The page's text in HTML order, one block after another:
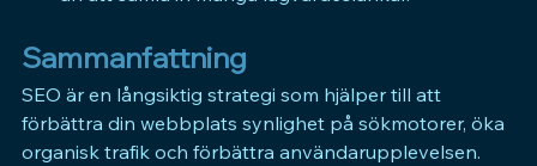
Sammanfattning
SEO är en långsiktig strategi som hjälper till att
förbättra din webbplats synlighet på sökmotorer, öka
organisk trafik och förbättra användarupplevelsen.